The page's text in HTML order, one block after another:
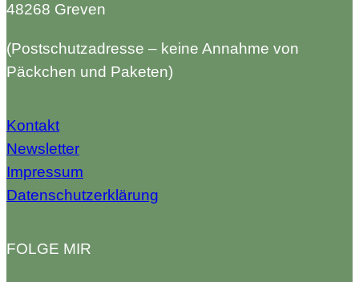
48268 Greven
(Postschutzadresse – keine Annahme von
Päckchen und Paketen)
Kontakt
Newsletter
Impressum
Datenschutzerklärung
FOLGE MIR